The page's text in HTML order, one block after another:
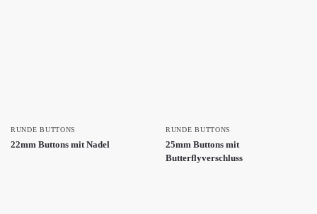
RUNDE BUTTONS
22mm Buttons mit Nadel
RUNDE BUTTONS
25mm Buttons mit
Butterflyverschluss